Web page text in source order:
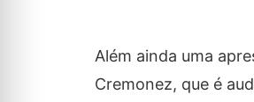
Além ainda uma
Cremonez, que é